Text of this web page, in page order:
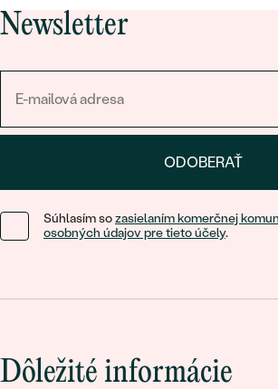
Newsletter
ODOBERAŤ
Súhlasím sozasielaním komerčnej
osobných údajov pre tieto účely.
Dôležité informácie